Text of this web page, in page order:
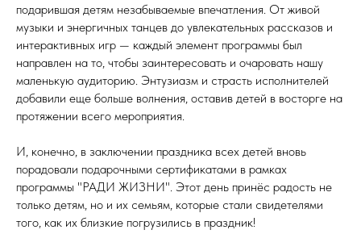
подарившая детям незабываемые впечатления. От живой
музыки и энергичных танцев до увлекательных рассказов и
интерактивных игр — каждый элемент программы был
направлен на то, чтобы заинтересовать и очаровать нашу
маленькую аудиторию. Энтузиазм и страсть исполнителей
добавили еще больше волнения, оставив детей в восторге на
протяжении всего мероприятия.
И, конечно, в заключении праздника всех детей вновь
порадовали подарочными сертификатами в рамках
программы "РАДИ ЖИЗНИ". Этот день принёс радость не
только детям, но и их семьям, которые стали свидетелями
того, как их близкие погрузились в праздник!